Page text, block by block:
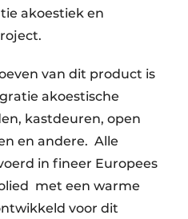
akoestiek en
van dit product is
akoestische
kastdeuren, open
en andere. Alle
in fineer Europees
met een warme
voor dit